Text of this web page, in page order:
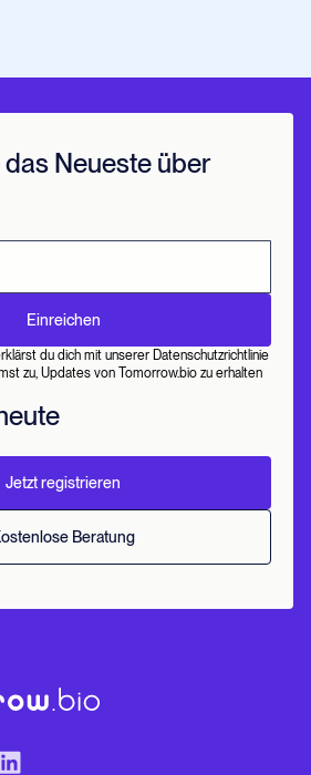
Neueste über
du dich mit unserer Datenschutzrichtlinie
zu, Updates von Tomorrow.bio zu erhalten
Jetzt registrieren
Beratung